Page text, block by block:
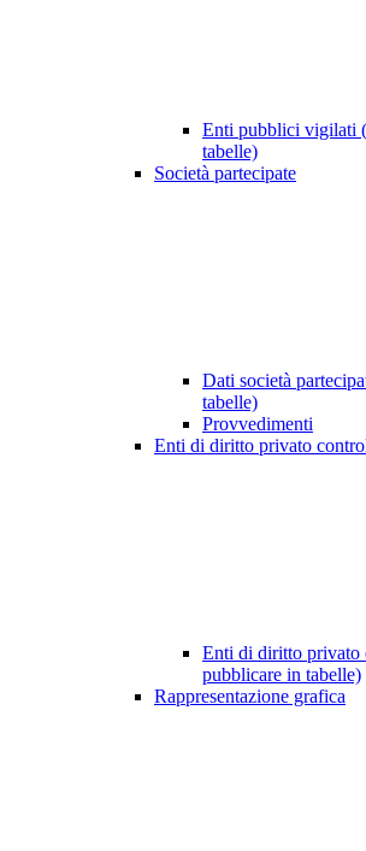
Enti pubblici vigilati
tabelle)
Società partecipate
Dati società
tabelle)
Provvedimenti
Enti di diritto privato
Enti di diritto privato
pubblicare in tabelle)
Rappresentazione grafica